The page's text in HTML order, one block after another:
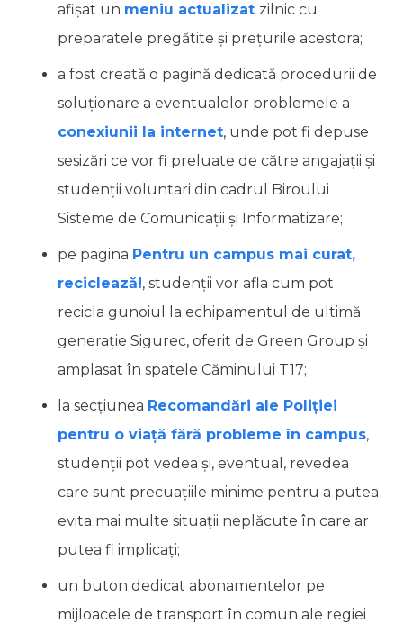
afișat un meniu actualizat zilnic cu
preparatele pregătite și prețurile acestora;
a fost creată o pagină dedicată procedurii de
soluționare a eventualelor problemele a
conexiunii la internet, unde pot fi depuse
sesizări ce vor fi preluate de către angajații și
studenții voluntari din cadrul Biroului
Sisteme de Comunicații și Informatizare;
pe pagina Pentru un campus mai curat,
reciclează!, studenții vor afla cum pot
recicla gunoiul la echipamentul de ultimă
generație Sigurec, oferit de Green Group și
amplasat în spatele Căminului T17;
la secțiunea Recomandări ale Poliției
pentru o viață fără probleme în campus,
studenții pot vedea și, eventual, revedea
care sunt precuațiile minime pentru a putea
evita mai multe situații neplăcute în care ar
putea fi implicați;
un buton dedicat abonamentelor pe
mijloacele de transport în comun ale regiei